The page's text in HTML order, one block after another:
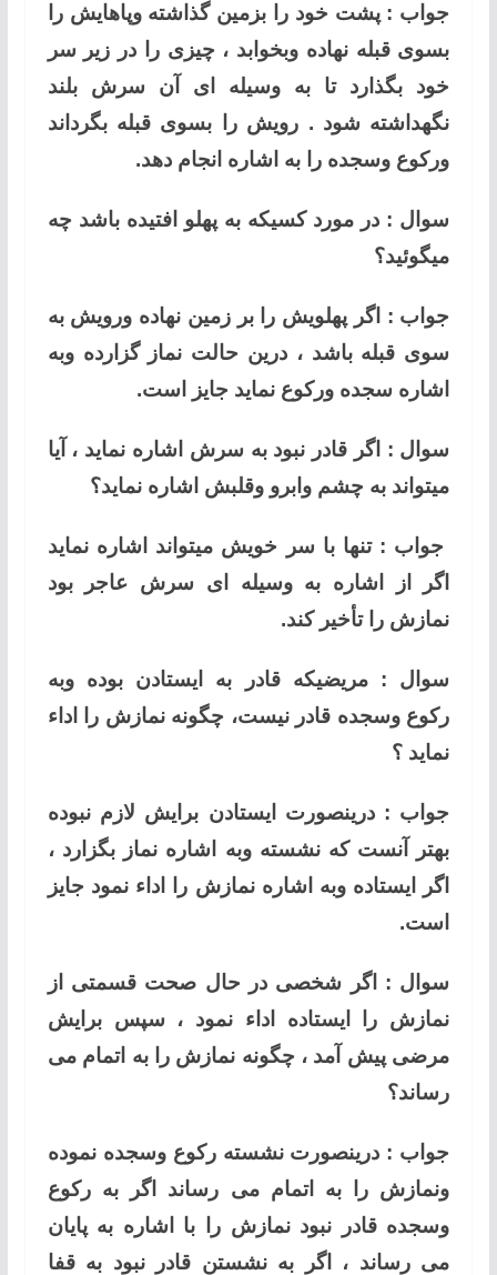
جواب : پشت خود را بزمین گذاشته وپاهایش را
بسوی قبله نهاده وبخوابد ، چیزی را در زیر سر
خود بگذارد تا به وسیله ای آن سرش بلند
نگهداشته شود . رویش را بسوی قبله بگرداند
ورکوع وسجده را به اشاره انجام دهد.
سوال : در مورد کسیکه به پهلو افتیده باشد چه
میگوئید؟
جواب : اگر پهلویش را بر زمین نهاده ورویش به
سوی قبله باشد ، درین حالت نماز گزارده وبه
اشاره سجده ورکوع نماید جایز است.
سوال : اگر قادر نبود به سرش اشاره نماید ، آیا
میتواند به چشم وابرو وقلبش اشاره نماید؟
جواب : تنها با سر خویش میتواند اشاره نماید
اگر از اشاره به وسیله ای سرش عاجر بود
نمازش را تأخیر کند.
سوال : مریضیکه قادر به ایستادن بوده وبه
رکوع وسجده قادر نیست، چگونه نمازش را اداء
نماید ؟
جواب : درینصورت ایستادن برایش لازم نبوده
بهتر آنست که نشسته وبه اشاره نماز بگزارد ،
اگر ایستاده وبه اشاره نمازش را اداء نمود جایز
است.
سوال : اگر شخصی در حال صحت قسمتی از
نمازش را ایستاده اداء نمود ، سپس برایش
مرضی پیش آمد ، چگونه نمازش را به اتمام می
رساند؟
جواب : درینصورت نشسته رکوع وسجده نموده
ونمازش را به اتمام می رساند اگر به رکوع
وسجده قادر نبود نمازش را با اشاره به پایان
می رساند ، اگر به نشستن قادر نبود به قفا